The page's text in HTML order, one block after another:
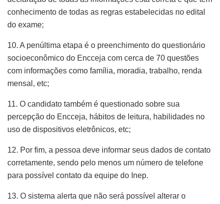
conhecimento de todas as regras estabelecidas no edital
do exame;
10. A penúltima etapa é o preenchimento do questionário
socioeconômico do Encceja com cerca de 70 questões
com informações como família, moradia, trabalho, renda
mensal, etc;
11. O candidato também é questionado sobre sua
percepção do Encceja, hábitos de leitura, habilidades no
uso de dispositivos eletrônicos, etc;
12. Por fim, a pessoa deve informar seus dados de contato
corretamente, sendo pelo menos um número de telefone
para possível contato da equipe do Inep.
13. O sistema alerta que não será possível alterar o